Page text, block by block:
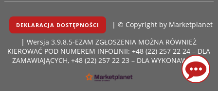
DEKLARACJA DOSTĘPNOŚCI | © Copyright by Marketplanet
| Wersja 3.9.8.5-EZAMZGŁOSZENIA MOŻNA RÓWNIEŻ
KIEROWAĆ POD NUMEREM INFOLINII: +48 (22) 257 22 24 – DLA
ZAMAWIAJĄCYCH, +48 (22) 257 22 23 – DLA WYKONAWCÓW.